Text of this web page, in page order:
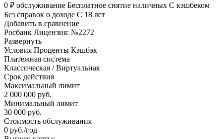
0 ₽ обслуживание Бесплатное снятие наличных С кэшбеком
Без справок о доходе С 18 лет
Добавить в сравнение
Росбанк Лицензия: №2272
Развернуть
Условия Проценты Кэшбэк
Платежная система
Классическая / Виртуальная
Срок действия
Максимальный лимит
2 000 000 руб.
Минимальный лимит
30 000 руб.
Стоимость обслуживания
0 руб./год